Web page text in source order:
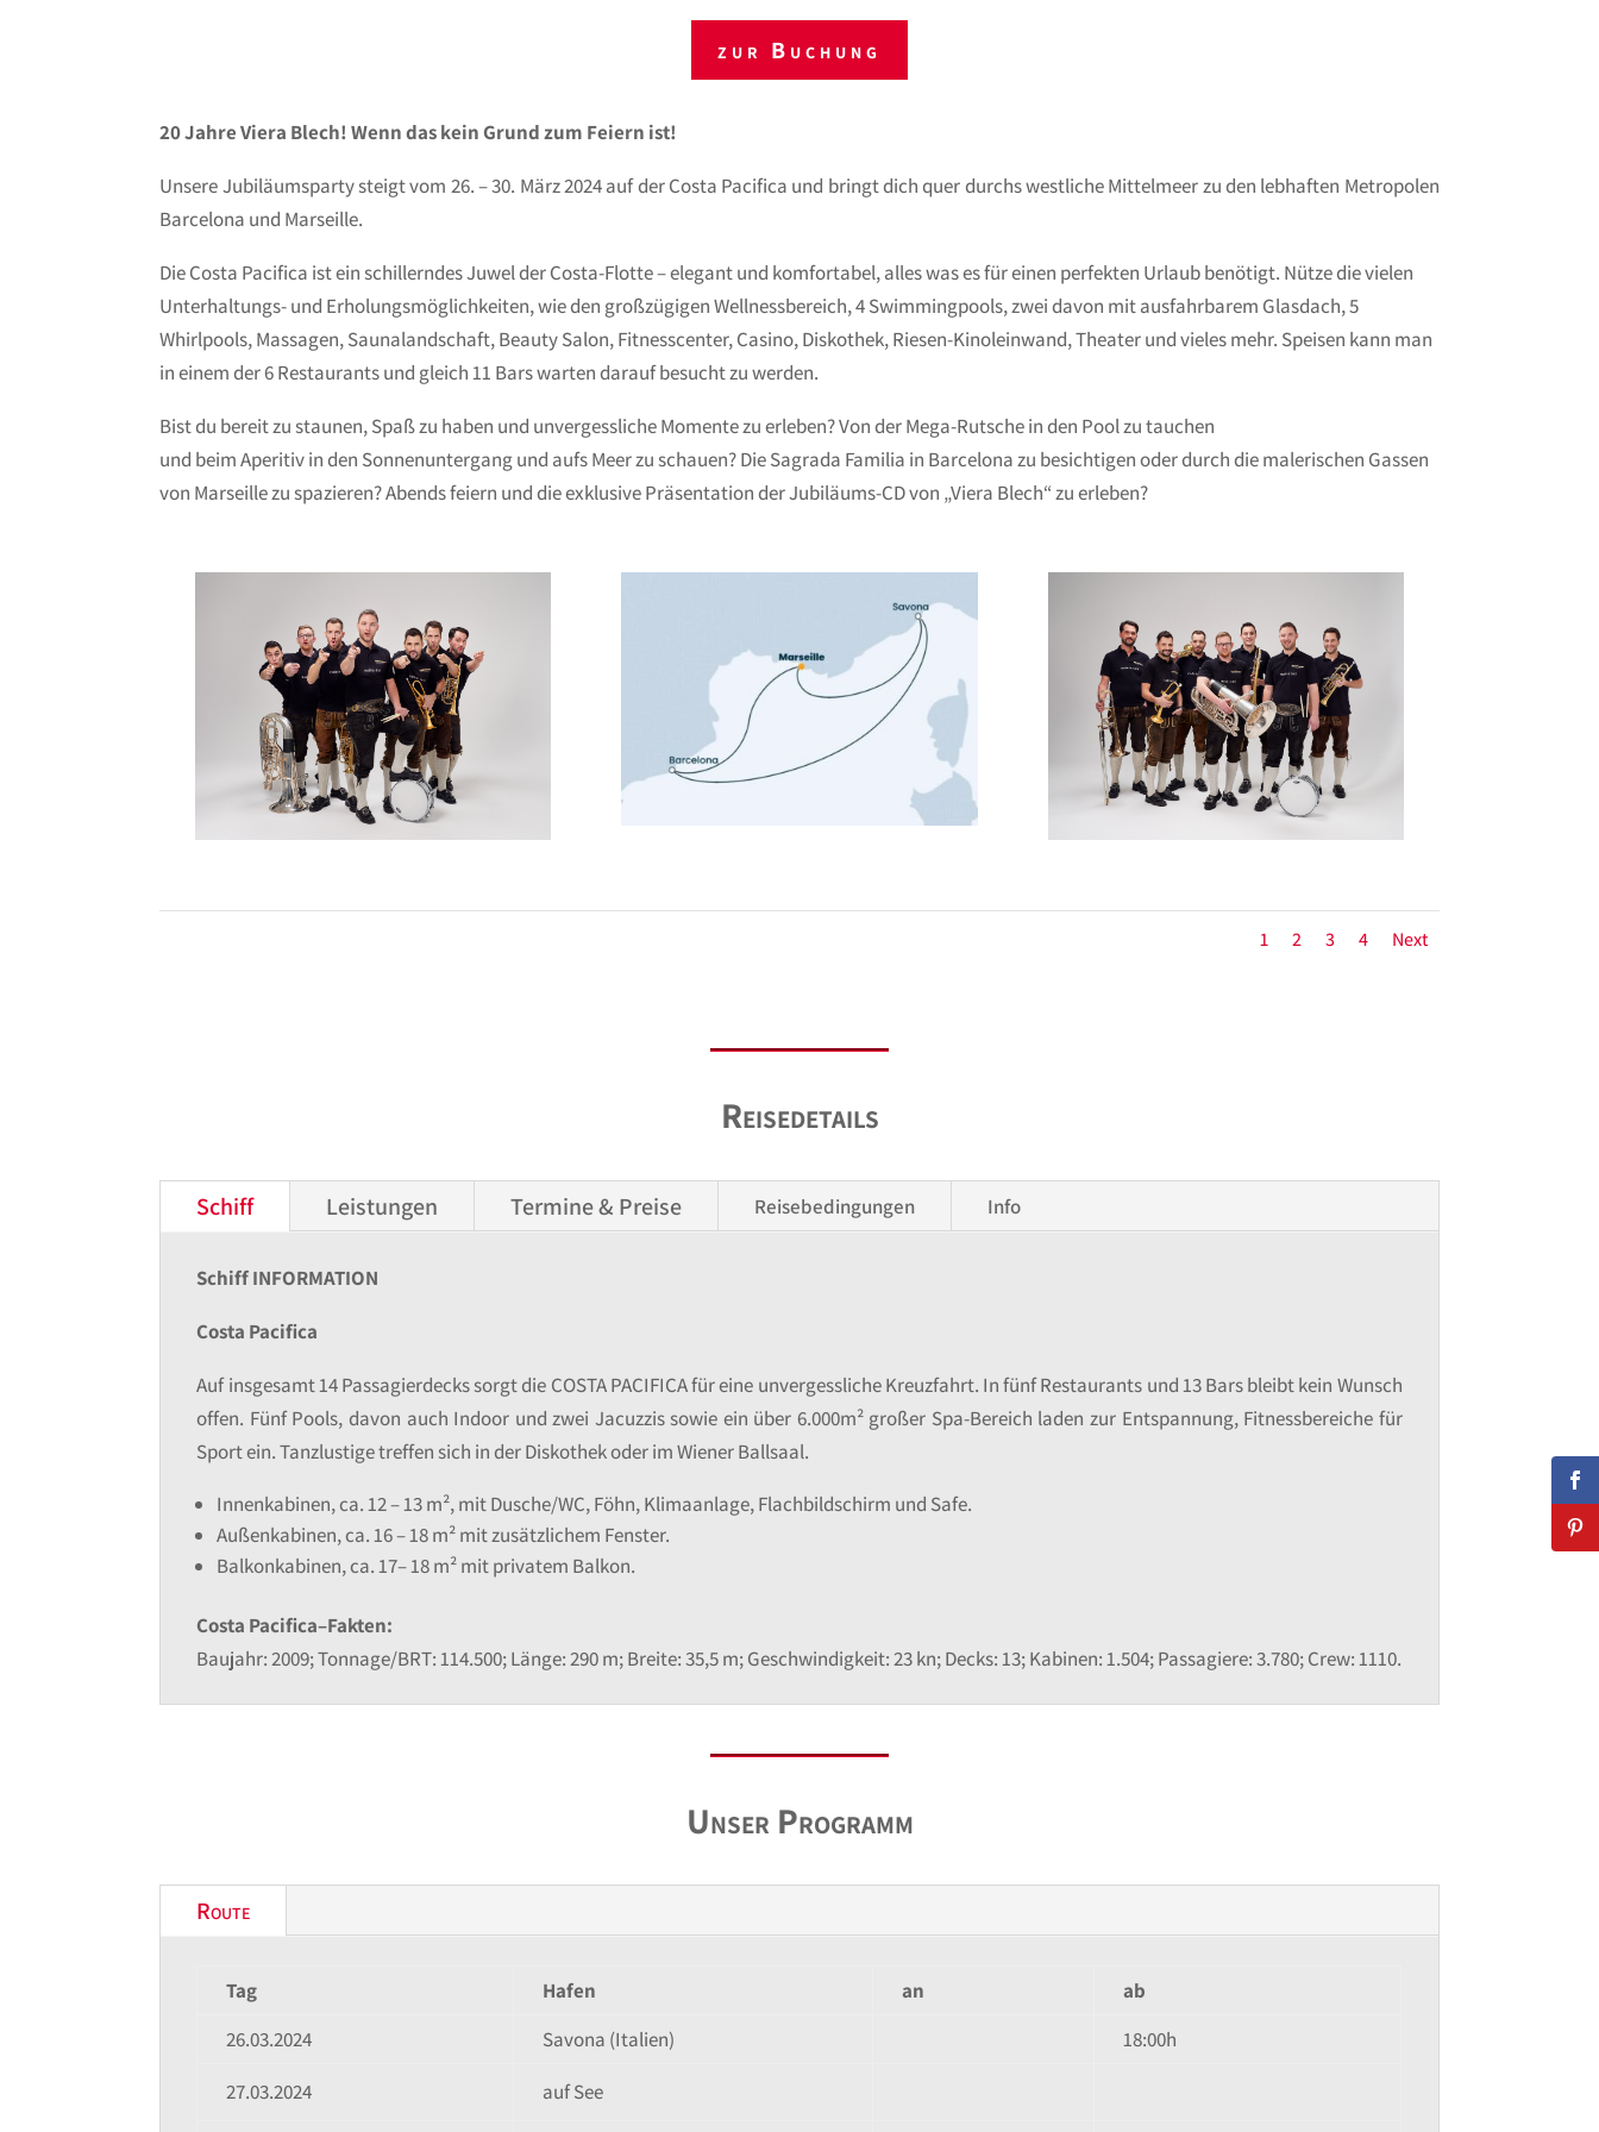
zur Buchung
20 Jahre Viera Blech! Wenn das kein Grund zum Feiern ist!
Unsere Jubiläumsparty steigt vom 26. – 30. März 2024 auf der Costa Pacifica und bringt dich quer durchs westliche Mittelmeer zu den lebhaften Metropolen
Barcelona und Marseille.
Die Costa Pacifica ist ein schillerndes Juwel der Costa-Flotte – elegant und komfortabel, alles was es für einen perfekten Urlaub benötigt. Nütze die vielen
Unterhaltungs- und Erholungsmöglichkeiten, wie den großzügigen Wellnessbereich, 4 Swimmingpools, zwei davon mit ausfahrbarem Glasdach, 5
Whirlpools, Massagen, Saunalandschaft, Beauty Salon, Fitnesscenter, Casino, Diskothek, Riesen-Kinoleinwand, Theater und vieles mehr. Speisen kann man
in einem der 6 Restaurants und gleich 11 Bars warten darauf besucht zu werden.
Bist du bereit zu staunen, Spaß zu haben und unvergessliche Momente zu erleben? Von der Mega-Rutsche in den Pool zu tauchen
und beim Aperitiv in den Sonnenuntergang und aufs Meer zu schauen? Die Sagrada Familia in Barcelona zu besichtigen oder durch die malerischen Gassen
von Marseille zu spazieren? Abends feiern und die exklusive Präsentation der Jubiläums-CD von „Viera Blech“ zu erleben?
1 2 3 4 Next
Reisedetails
Schiff Leistungen Termine & Preise Reisebedingungen Info
Schiff INFORMATION
Costa Pacifica
Auf insgesamt 14 Passagierdecks sorgt die COSTA PACIFICA für eine unvergessliche Kreuzfahrt. In fünf Restaurants und 13 Bars bleibt kein Wunsch
offen. Fünf Pools, davon auch Indoor und zwei Jacuzzis sowie ein über 6.000m² großer Spa-Bereich laden zur Entspannung, Fitnessbereiche für
Sport ein. Tanzlustige treffen sich in der Diskothek oder im Wiener Ballsaal.
Innenkabinen, ca. 12 – 13 m², mit Dusche/WC, Föhn, Klimaanlage, Flachbildschirm und Safe.
Außenkabinen, ca. 16 – 18 m² mit zusätzlichem Fenster.
Balkonkabinen, ca. 17– 18 m² mit privatem Balkon.
Costa Pacifica–Fakten:
Baujahr: 2009; Tonnage/BRT: 114.500; Länge: 290 m; Breite: 35,5 m; Geschwindigkeit: 23 kn; Decks: 13; Kabinen: 1.504; Passagiere: 3.780; Crew: 1110.
Unser Programm
Route
Tag Hafen an
ab
26.03.2024
Savona (Italien)
18:00h
27.03.2024
auf See